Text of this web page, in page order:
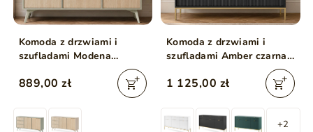
Komoda z drzwiami i
szufladami Modena
889,00 zł
Komoda z drzwiami i
szufladami Amber czarna
1 125,00 zł
+2